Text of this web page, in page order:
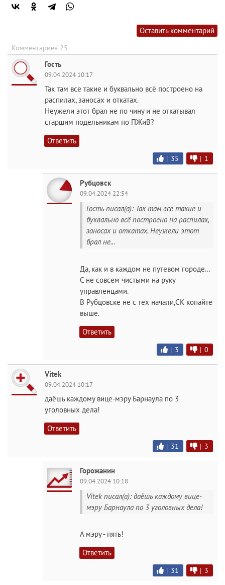
Оставить комментарий
Комментариев 25
Гость
09.04.2024 10:17
Так там все такие и буквально всё построено на
распилах, заносах и откатах.
Неужели этот брал не по чину и не откатывал
старшим подельникам по ПЖиВ?
Ответить
| 35 | 1
Рубцовск
09.04.2024 22:54
Гость писал(а): Так там все такие и
буквально всё построено на распилах,
заносах и откатах. Неужели этот
брал не...
Да, как и в каждом не путевом городе...
С не совсем чистыми на руку
управленцами.
В Рубцовске не с тех начали,СК копайте
выше.
Ответить
| 3 | 0
Vitek
09.04.2024 10:17
даёшь каждому вице-мэру Барнаула по 3
уголовных дела!
Ответить
| 31 | 3
Горожанин
09.04.2024 10:18
Vitek писал(а): даёшь каждому вице-
мэру Барнаула по 3 уголовных дела!
А мэру - пять!
Ответить
| 31 | 3